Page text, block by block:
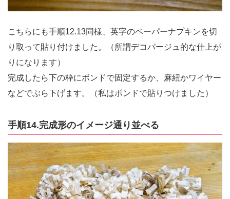
こちらにも手順12.13同様、英字のペーパーナプキンを切
り取って貼り付けました。（所謂デコパージュ的な仕上が
りになります）
完成したら下の枠にボンドで固定するか、麻紐かワイヤー
などでぶら下げます。（私はボンドで貼りつけました）
手順14.完成形のイメージ通り並べる